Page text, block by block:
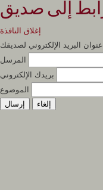
إغلاق النافذة
عنوان البريد الإلكتروني لصديقك
المرسل
بريدك الإلكتروني
الموضوع
إرسال
إلغاء